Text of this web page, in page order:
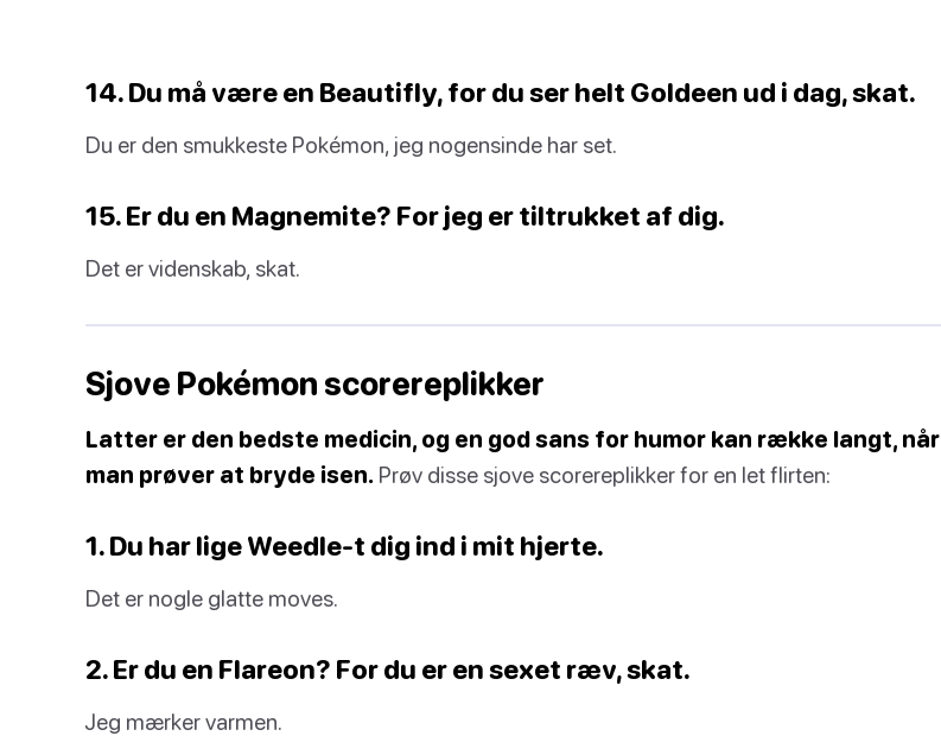
14. Du må være en Beautifly, for du ser helt Goldeen ud i dag, skat.
Du er den smukkeste Pokémon, jeg nogensinde har set.
15. Er du en Magnemite? For jeg er tiltrukket af dig.
Det er videnskab, skat.
Sjove Pokémon scorereplikker
Latter er den bedste medicin, og en god sans for humor kan række langt, når
man prøver at bryde isen. Prøv disse sjove scorereplikker for en let flirten:
1. Du har lige Weedle-t dig ind i mit hjerte.
Det er nogle glatte moves.
2. Er du en Flareon? For du er en sexet ræv, skat.
Jeg mærker varmen.